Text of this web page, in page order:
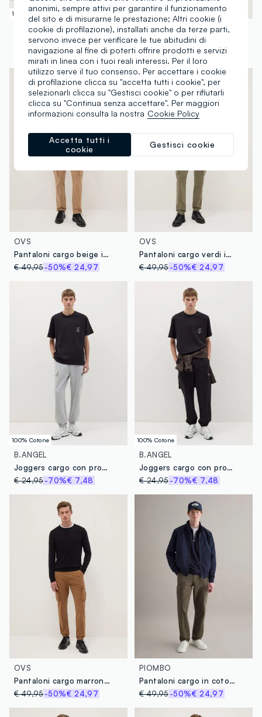
100% Cotone
B.ANGEL
Joggers cargo con profili elasticati
€ 24,95-70%€ 7,48
100% Cotone
B.ANGEL
€ 24,95 -70%€ 7,48
OVS
Pantaloni cargo beige in cotone elasticizzato slim fit
€ 49,95-50%€ 24,97
OVS
Pantaloni cargo verdi in cotone elasticizzato slim fit
€ 49,95 -50%€ 24,97
100% Cotone
B.ANGEL
Joggers cargo con profili elasticati
€ 24,95-70%€ 7,48
100% Cotone
B.ANGEL
Joggers cargo con profili elasticati
€ 24,95 -70%€ 7,48
OVS
Pantaloni cargo marroni in cotone elasticizzato slim fit
€ 49,95-50%€ 24,97
PIOMBO
Pantaloni cargo in cotone e lino verdi regular fit
€ 49,95 -50%€ 24,97
anonimi, sempre attivi per garantire il funzionamento
del sito e di misurarne le prestazione; Altri cookie (i
cookie di profilazione), installati anche da terze parti,
servono invece per verificare le tue abitudini di
navigazione al fine di poterti offrire prodotti e servizi
mirati in linea con i tuoi reali interessi. Per il loro
utilizzo serve il tuo consenso. Per accettare i cookie
di profilazione clicca su "accetta tutti i cookie", per
selezionarli clicca su "Gestisci cookie" o per rifiutarli
clicca su "Continua senza accettare". Per maggiori
informazioni consulta la nostra Cookie Policy
Gestisci cookie
Accetta tutti i
cookie